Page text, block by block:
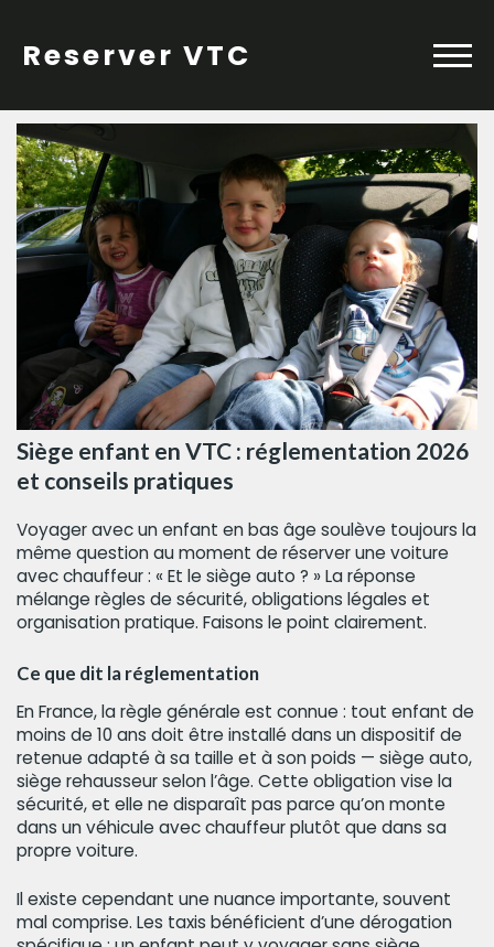
content
Reserver VTC
Siège enfant en VTC : réglementation 2026
et conseils pratiques
Voyager avec un enfant en bas âge soulève toujours la
même question au moment de réserver une voiture
avec chauffeur : « Et le siège auto ? » La réponse
mélange règles de sécurité, obligations légales et
organisation pratique. Faisons le point clairement.
Ce que dit la réglementation
En France, la règle générale est connue : tout enfant de
moins de 10 ans doit être installé dans un dispositif de
retenue adapté à sa taille et à son poids — siège auto,
siège rehausseur selon l’âge. Cette obligation vise la
sécurité, et elle ne disparaît pas parce qu’on monte
dans un véhicule avec chauffeur plutôt que dans sa
propre voiture.
Il existe cependant une nuance importante, souvent
mal comprise. Les taxis bénéficient d’une dérogation